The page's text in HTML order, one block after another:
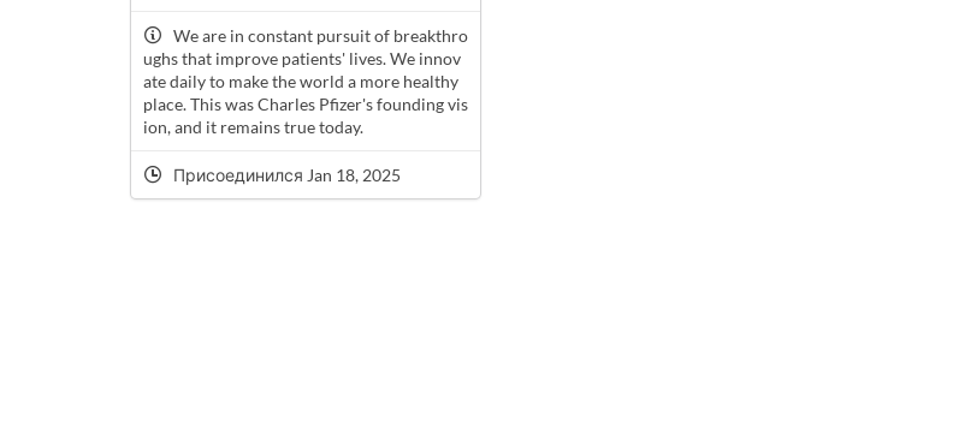
We are in constant pursuit of breakthro
ughs that improve patients' lives. We innov
ate daily to make the world a more healthy
place. This was Charles Pfizer's founding vis
ion, and it remains true today.
Присоединился Jan 18, 2025